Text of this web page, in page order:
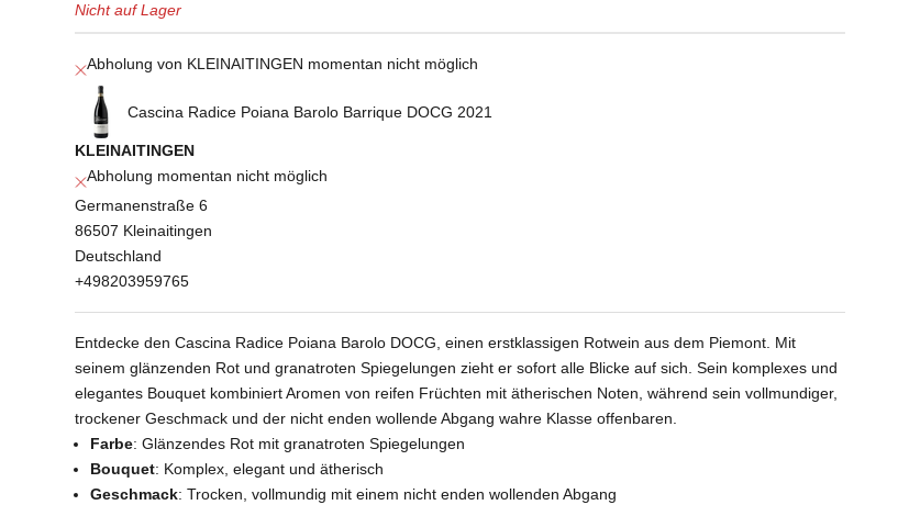
Nicht auf Lager
Abholung von KLEINAITINGEN momentan nicht möglich
Cascina Radice Poiana Barolo Barrique DOCG 2021
KLEINAITINGEN
Abholung momentan nicht möglich
Germanenstraße 6
86507 Kleinaitingen
Deutschland
+498203959765
Entdecke den Cascina Radice Poiana Barolo DOCG, einen erstklassigen Rotwein aus dem Piemont. Mit
seinem glänzenden Rot und granatroten Spiegelungen zieht er sofort alle Blicke auf sich. Sein komplexes und
elegantes Bouquet kombiniert Aromen von reifen Früchten mit ätherischen Noten, während sein vollmundiger,
trockener Geschmack und der nicht enden wollende Abgang wahre Klasse offenbaren.
Farbe: Glänzendes Rot mit granatroten Spiegelungen
Bouquet: Komplex, elegant und ätherisch
Geschmack: Trocken, vollmundig mit einem nicht enden wollenden Abgang